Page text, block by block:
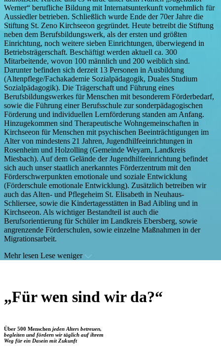
Werner“ berufliche Bildung mit Internatsunterkunft vornehmlich für
Aussiedler betrieben. Schließlich wurde Ende der 70er Jahre die
Stiftung St. Zeno Kirchseeon gegründet. Heute betreibt die Stiftung
neben dem Berufsbildungswerk, als der ersten und größten
Einrichtung, noch weitere sieben Einrichtungen, überwiegend in
Betriebsträgerschaft. Beschäftigt werden aktuell ca. 300
Mitarbeitende, wovon 100 männlich und 200 weiblich sind.
Darunter befinden sich derzeit 13 Personen in Ausbildung
(Altenpflege/Fachakademie Sozialpädagogik, Duales Studium
Sozialpädagogik). Die Trägerschaft und Führung eines
Berufsbildungswerkes für Menschen mit besonderem Förderbedarf,
sowie die Führung einer Berufsschule zur sonderpädagogischen
Förderung und individuellen Lernförderung standen am Anfang.
Hinzugekommen sind Therapeutische Wohngemeinschaften in
Kirchseeon für Menschen mit psychischen Beeinträchtigungen im
Alter von mindestens 21 Jahren, Jugendhilfeeinrichtungen in
Rosenheim und Holzolling (Gemeinde Weyarn, Landkreis
Miesbach). Auf dem Gelände der Jugendhilfeeinrichtung befindet
sich auch unser staatlich anerkanntes Förderzentrum mit den
Förderschwerpunkten emotionale und soziale Entwicklung
(Förderschule emotionale Entwicklung). Zusätzlich betreiben wir
auch das Alten- und Pflegeheim St. Elisabeth in Neuhaus-
Schliersee, sowie die Kindertagesstätten in Bad Aibling und in
Kirchseeon. Als wichtiger Bestandteil ist auch die
Berufsorientierung für Schüler im Landkreis Ebersberg, sowie
angrenzende Förderschulen, sowie einzelne Maßnahmen in der
Migrationsarbeit.
Mehr lesen Lese weniger
„Für wen sind wir da?“
Über 500 Menschen jeden Alters betreuen,
begleiten und fördern wir täglich auf ihrem
Weg für ein Dasein mit Zukunft